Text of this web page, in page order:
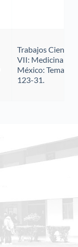
Trabajos
VII: Medicina y
México:
123-31.